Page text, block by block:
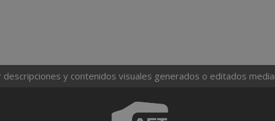
descripciones y contenidos visuales generados o editados